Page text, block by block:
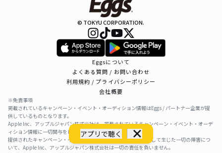
アプリで聴く
© TOKYU CORPORATION.
Eggsについて
よくある質問 / お問い合わせ
利用規約 / プライバシーポリシー
会社概要
※免責事項
掲載されているキャンペーン・イベント・オーディション情報はEggs / パートナー企業が提
供しているものとなります。
Apple Inc、アップルジャパン株式会社は、掲載されているキャンペーン・イベント・オーデ
ィション情報に一切関与をしておりません。
提供されたキャンペーン・イベント・オーディション情報を利用して生じた一切の障害につ
いて、Apple Inc、アップルジャパン株式会社は一切の責任を負いません。